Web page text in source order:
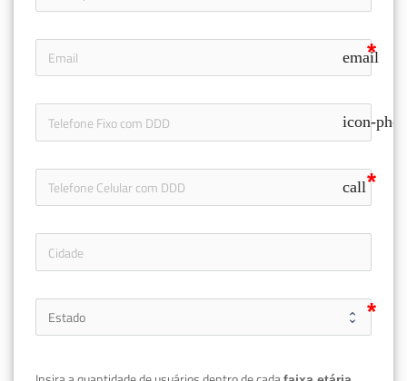
email
icon-
call